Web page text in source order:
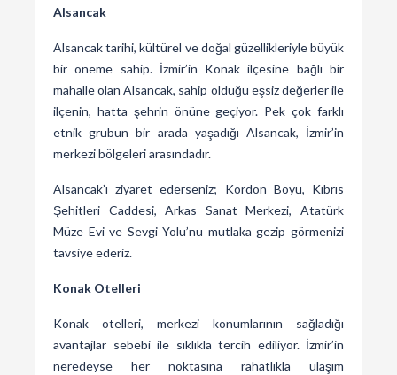
Alsancak
Alsancak tarihi, kültürel ve doğal güzellikleriyle büyük
bir öneme sahip. İzmir’in Konak ilçesine bağlı bir
mahalle olan Alsancak, sahip olduğu eşsiz değerler ile
ilçenin, hatta şehrin önüne geçiyor. Pek çok farklı
etnik grubun bir arada yaşadığı Alsancak, İzmir’in
merkezi bölgeleri arasındadır.
Alsancak’ı ziyaret ederseniz; Kordon Boyu, Kıbrıs
Şehitleri Caddesi, Arkas Sanat Merkezi, Atatürk
Müze Evi ve Sevgi Yolu’nu mutlaka gezip görmenizi
tavsiye ederiz.
Konak Otelleri
Konak otelleri, merkezi konumlarının sağladığı
avantajlar sebebi ile sıklıkla tercih ediliyor. İzmir’in
neredeyse her noktasına rahatlıkla ulaşım